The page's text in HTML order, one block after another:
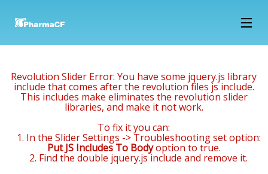
15
2018
NOWOCZESNE
LABORATORIUM
B+R JUŻ
W MARCU
14
2018
PREPARAT
Z OLEJKIEM
DRZEWA
HERBACIANEGO
14
NAZWA:
PRODUKT
TESTOWY, 330
GR, EAN
GRUDZIEŃ
2017
OFERTA
27
GRUDZIEŃ
2017
PHARMA CF
BUDUJE
Revolution Slider Error: You have some jquery.js library
include that comes after the revolution files js include.
This includes make eliminates the revolution slider
libraries, and make it not work.
To fix it you can:
1. In the Slider Settings -> Troubleshooting set option:
Put JS Includes To Bodyoption to true.
2. Find the double jquery.js include and remove it.